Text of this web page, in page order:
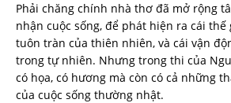
Phải chăng chính nhà thơ đã mở rộng
nhận cuộc sống, để phát hiện ra cái
tuôn tràn của thiên nhiên, và cái vận
trong tự nhiên. Nhưng trong thi của
có họa, có hương mà còn có cả những
của cuộc sống thường nhật.